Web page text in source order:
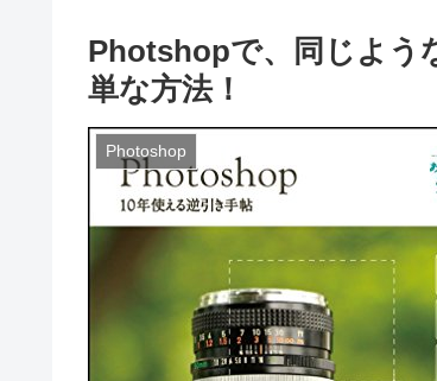
Photshopで、同じよう
単な方法！
Photoshop